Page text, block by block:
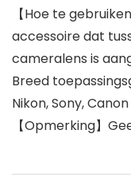
【Hoe te
accessoire dat
cameralens is
Breed
Nikon, Sony,
【Opmerking】